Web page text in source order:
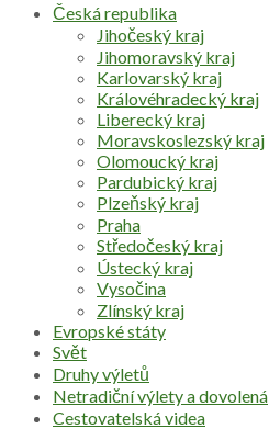
Česká republika
Jihočeský kraj
Jihomoravský kraj
Karlovarský kraj
Královéhradecký kraj
Liberecký kraj
Moravskoslezský kraj
Olomoucký kraj
Pardubický kraj
Plzeňský kraj
Praha
Středočeský kraj
Ústecký kraj
Vysočina
Zlínský kraj
Evropské státy
Svět
Druhy výletů
Netradiční výlety a dovolená
Cestovatelská videa